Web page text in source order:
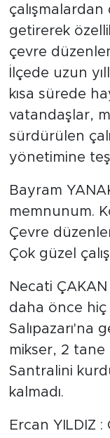
getirerek
çevre
İlçede uzun
kısa sürede
vatandaşlar,
sürdürülen
yönetimine
Bayram
memnunum.
Çevre
Çok güzel
Necati
daha önce hiç
Salıpazarı'na
mikser, 2 tane
Santralini
kalmadı.
Ercan YILDIZ :